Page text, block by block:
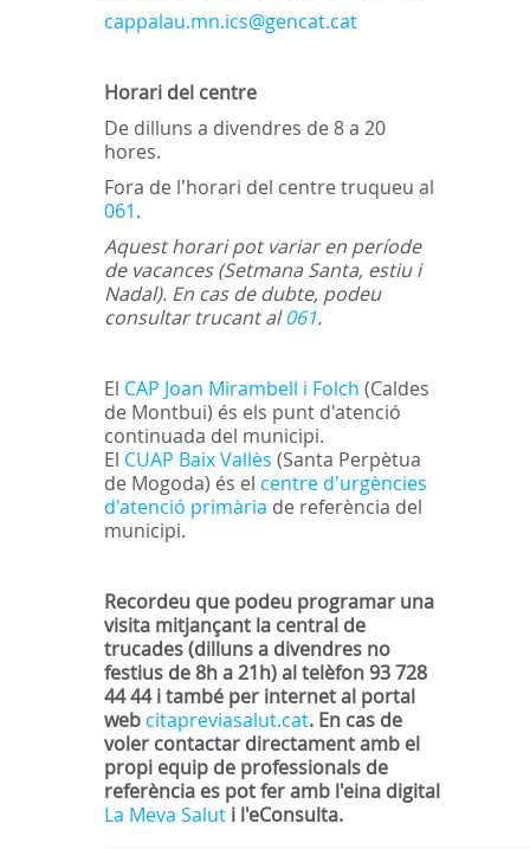
cappalau.mn.ics@gencat.cat
Horari del centre
De dilluns a divendres de 8 a 20
hores.
Fora de l'horari del centre truqueu al
061.
Aquest horari pot variar en període
de vacances (Setmana Santa, estiu i
Nadal). En cas de dubte, podeu
consultar trucant al061.
El CAP Joan Mirambell i Folch (Caldes
de Montbui) és els punt d'atenció
continuada del municipi.
El CUAP Baix Vallès (Santa Perpètua
de Mogoda) és el centre d'urgències
d'atenció primària de referència del
municipi.
Recordeu que podeu programar una
visita mitjançant la central de
trucades (dilluns a divendres no
festius de 8h a 21h) al telèfon 93 728
44 44 i també per internet al portal
web citapreviasalut.cat. En cas de
voler contactar directament amb el
propi equip de professionals de
referència es pot fer amb l'eina digital
La Meva Salut i l'eConsulta.